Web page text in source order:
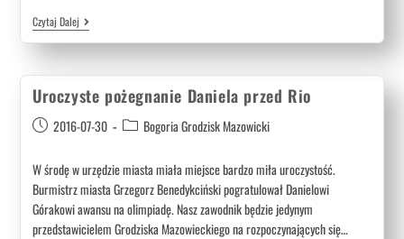
Czytaj Dalej
Uroczyste pożegnanie Daniela przed Rio
2016-07-30 Bogoria Grodzisk Mazowicki
W środę w urzędzie miasta miała miejsce bardzo miła uroczystość.
Burmistrz miasta Grzegorz Benedykciński pogratulował Danielowi
Górakowi awansu na olimpiadę. Nasz zawodnik będzie jedynym
przedstawicielem Grodziska Mazowieckiego na rozpoczynających się…